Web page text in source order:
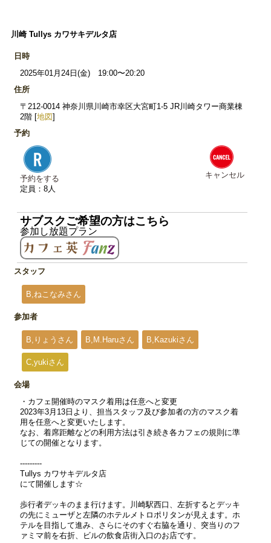
川崎 Tullys カワサキデルタ店
日時
2025年01月24日(金) 19:00〜20:20
住所
〒212-0014 神奈川県川崎市幸区大宮町1-5 JR川崎タワー商業棟
2階 [地図]
予約
予約をする
定員：8人
キャンセル
サブスクご希望の方はこちら
参加し放題プラン
スタッフ
B,ねこなみさん
参加者
B,りょうさん B,M.Haruさん B,Kazukiさん
C,yukiさん
会場
・カフェ開催時のマスク着用は任意へと変更
2023年3月13日より、担当スタッフ及び参加者の方のマスク着
用を任意へと変更いたします。
なお、着席距離などの利用方法は引き続き各カフェの規則に準
じての開催となります。
---------
Tullys カワサキデルタ店
にて開催します☆
歩行者デッキのまま行けます。川崎駅西口、左折するとデッキ
の先にミューザと左隣のホテルメトロポリタンが見えます。ホ
テルを目指して進み、さらにそのすぐ右脇を通り、突当りのフ
ァミマ前を右折、ビルの飲食店街入口のお店です。